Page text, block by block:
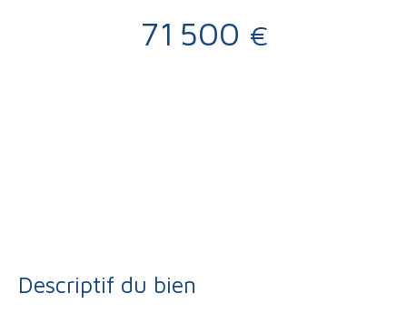
71 500 €
Descriptif du bien